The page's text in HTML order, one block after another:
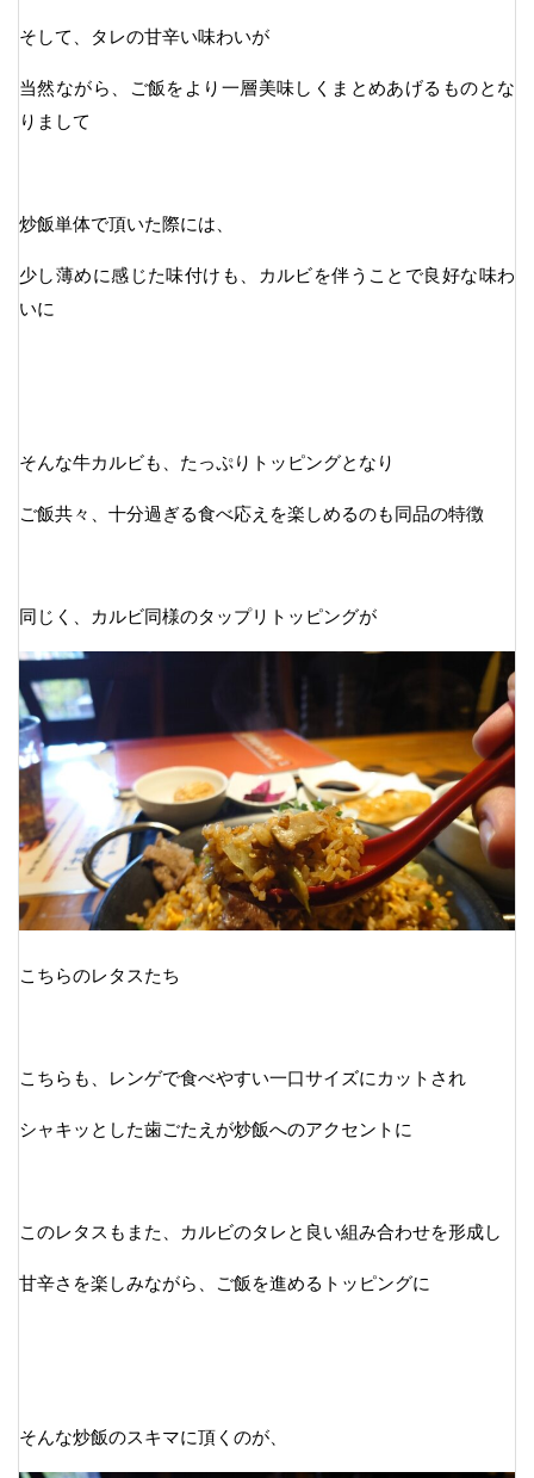
そして、タレの甘辛い味わいが
当然ながら、ご飯をより一層美味しくまとめあげるものとな
りまして
炒飯単体で頂いた際には、
少し薄めに感じた味付けも、カルビを伴うことで良好な味わ
いに
そんな牛カルビも、たっぷりトッピングとなり
ご飯共々、十分過ぎる食べ応えを楽しめるのも同品の特徴
同じく、カルビ同様のタップリトッピングが
こちらのレタスたち
こちらも、レンゲで食べやすい一口サイズにカットされ
シャキッとした歯ごたえが炒飯へのアクセントに
このレタスもまた、カルビのタレと良い組み合わせを形成し
甘辛さを楽しみながら、ご飯を進めるトッピングに
そんな炒飯のスキマに頂くのが、